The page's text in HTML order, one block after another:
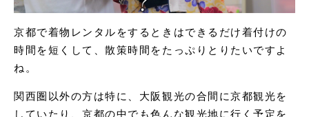
京都で着物レンタルをするときはできるだけ着付けの
時間を短くして、散策時間をたっぷりとりたいですよ
ね。
関西圏以外の方は特に、大阪観光の合間に京都観光を
していたり、京都の中でも色んな観光地に行く予定を